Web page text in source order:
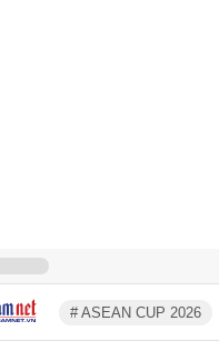
# ASEAN CUP 2026